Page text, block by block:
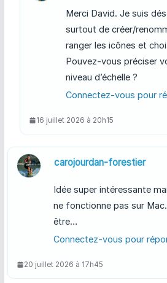
Merci David. Je suis
surtout de créer/
ranger les icônes et
Pouvez-vous préciser
niveau d’échelle ?
Connectez-vous pour
16 juillet 2026 à 20h15
carojourdan-forestier
Idée super intéressante
ne fonctionne pas sur
être…
Connectez-vous pour
20 juillet 2026 à 17h45